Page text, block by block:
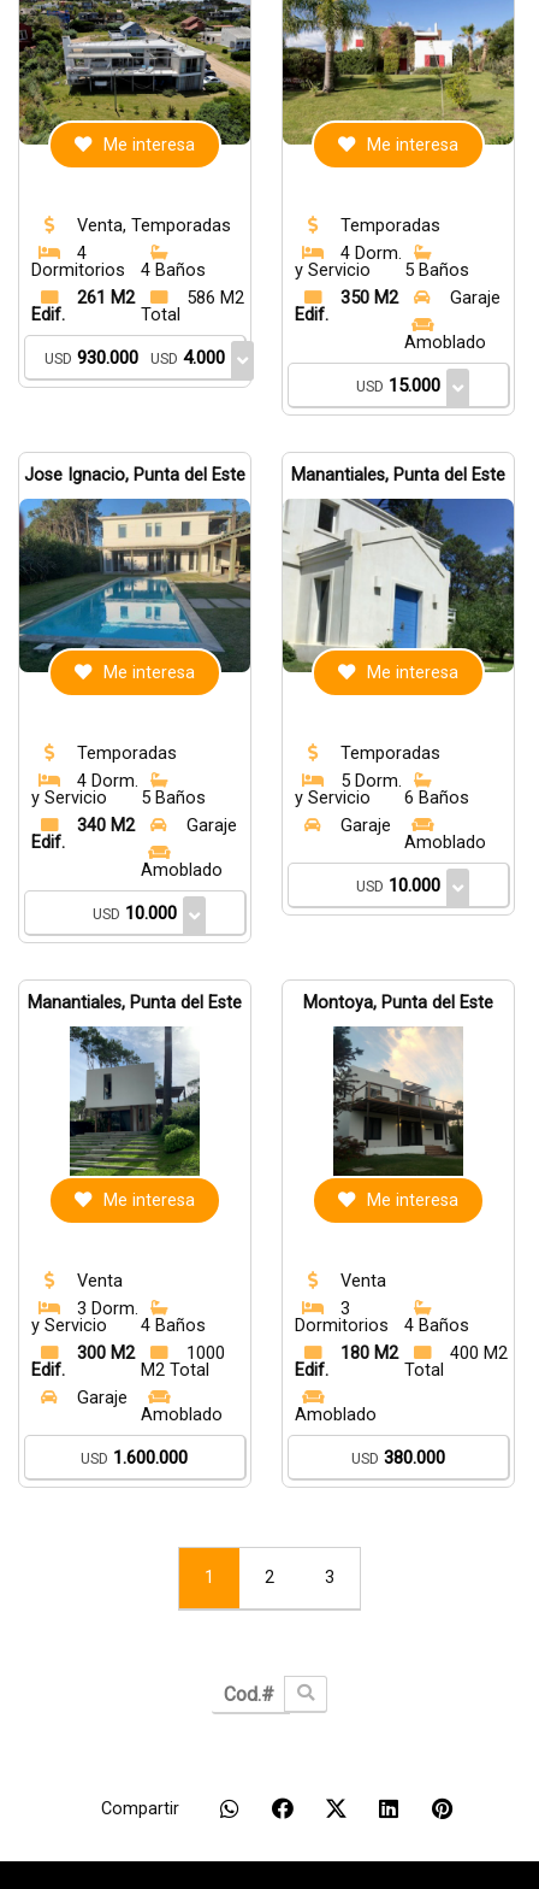
Me interesa
Venta, Temporadas
4
Dormitorios
4 Baños
261 M2
Edif.
586 M2
Total
USD 930.000 USD 4.000
Me interesa
Temporadas
4 Dorm.
y Servicio
5 Baños
350 M2
Edif.
Garaje
Amoblado
USD 15.000
Jose Ignacio, Punta del Este
Me interesa
Temporadas
4 Dorm.
y Servicio
5 Baños
340 M2
Edif.
Garaje
Amoblado
USD 10.000
Manantiales, Punta del Este
Me interesa
Temporadas
5 Dorm.
y Servicio
6 Baños
Garaje
Amoblado
USD 10.000
Manantiales, Punta del Este
Me interesa
Venta
3 Dorm.
y Servicio
4 Baños
300 M2
Edif.
1000
M2 Total
Garaje
Amoblado
USD 1.600.000
Montoya, Punta del Este
Me interesa
Venta
3
Dormitorios
4 Baños
180 M2
Edif.
400 M2
Total
Amoblado
USD 380.000
1 2 3
Compartir